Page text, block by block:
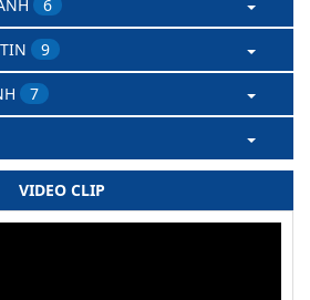
6
9
7
VIDEO CLIP